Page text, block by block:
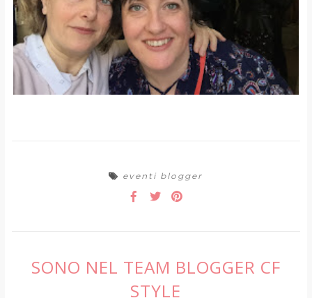
eventi blogger
SONO NEL TEAM BLOGGER CF
STYLE